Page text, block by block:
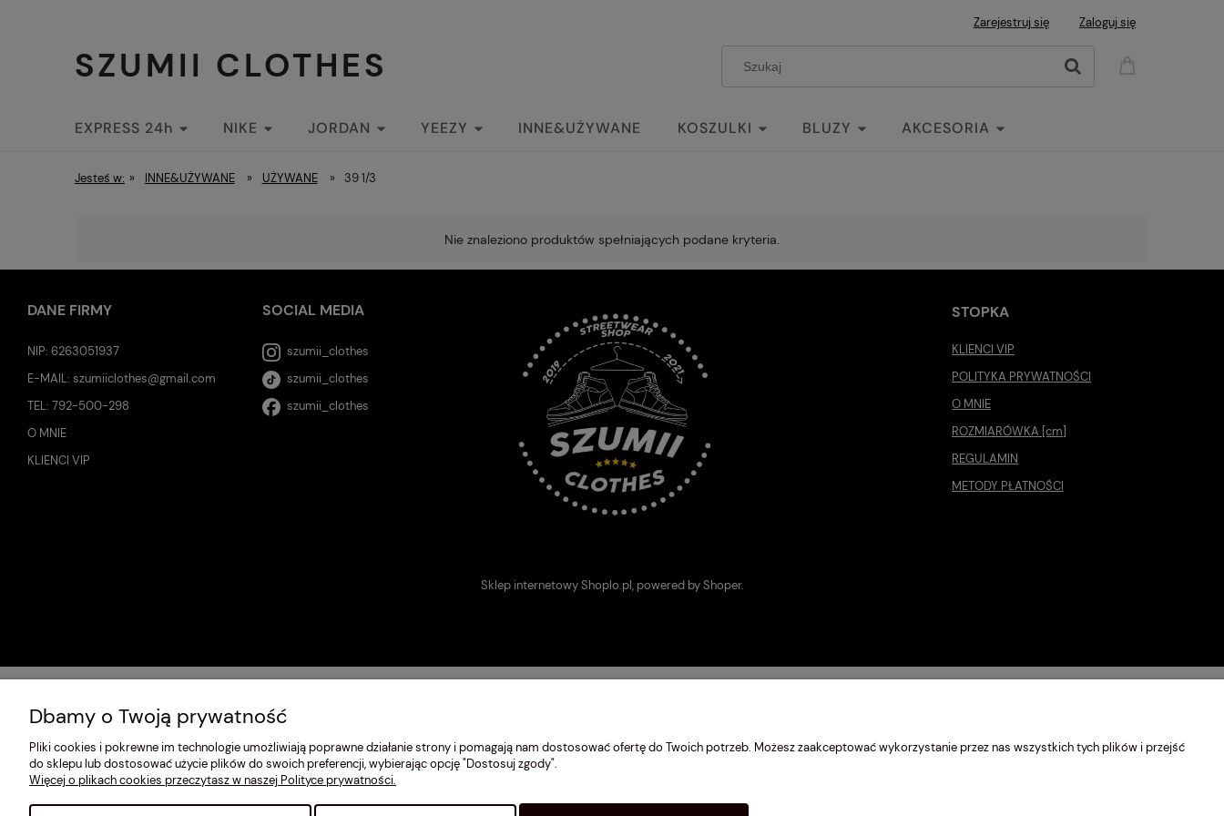
Zarejestruj się Zaloguj się
SZUMII CLOTHES
EXPRESS 24h NIKE JORDAN YEEZY INNE&UŻYWANE KOSZULKI BLUZY AKCESORIA
STREETWEAR
Jesteś w: » INNE&UŻYWANE » UŻYWANE » 39 1/3
Nie znaleziono produktów spełniających podane kryteria.
STOPKA
KLIENCI VIP
POLITYKA PRYWATNOŚCI
O MNIE
ROZMIARÓWKA [cm]
REGULAMIN
METODY PŁATNOŚCI
DANE FIRMY
NIP: 6263051937
E-MAIL:szumiiclothes@gmail.com
TEL:792-500-298
O MNIE
KLIENCI VIP
SOCIAL MEDIA
szumii_clothes
szumii_clothes
szumii_clothes
Sklep internetowy Shoplo.pl, powered byShoper.
Dbamy o Twoją prywatność
Pliki cookies i pokrewne im technologie umożliwiają poprawne działanie strony i pomagają nam dostosować ofertę do Twoich potrzeb. Możesz zaakceptować wykorzystanie przez nas wszystkich tych plików i przejść
do sklepu lub dostosować użycie plików do swoich preferencji, wybierając opcję "Dostosuj zgody".
Więcej o plikach cookies przeczytasz w naszej Polityce prywatności.